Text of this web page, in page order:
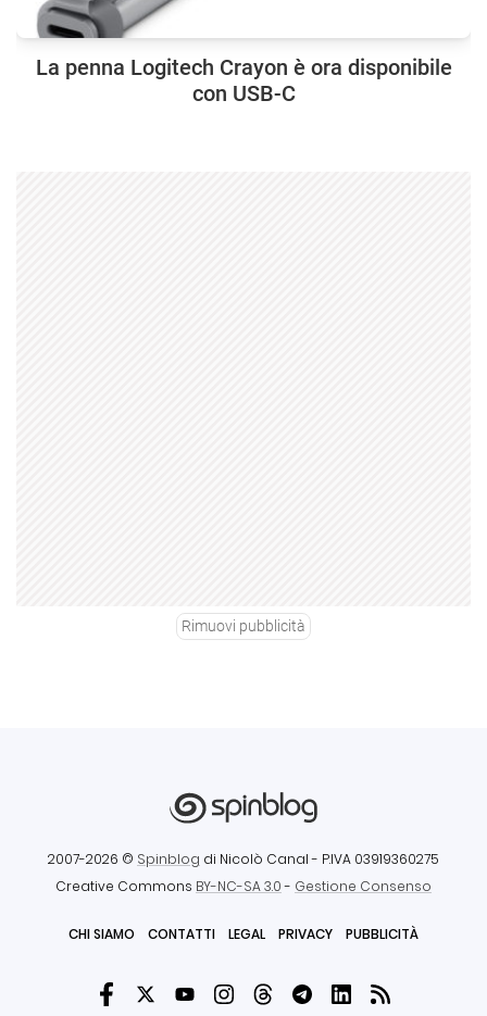
La penna Logitech Crayon è ora disponibile
con USB-C
Rimuovi pubblicità
2007-2026 © Spinblog di Nicolò Canal - P.IVA 03919360275
Creative Commons BY-NC-SA 3.0- Gestione Consenso
CHI SIAMO CONTATTI LEGAL PRIVACY PUBBLICITÀ